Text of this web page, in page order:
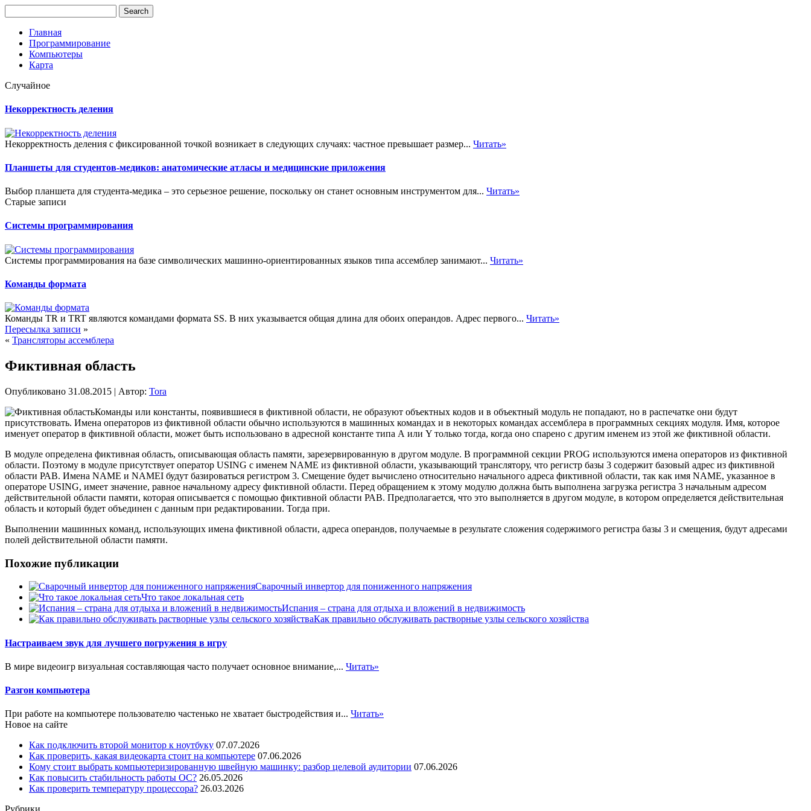
Главная
Программирование
Компьютеры
Карта
Случайное
Некорректность деления
Некорректность деления с фиксированной точкой возникает в следующих случаях: частное превышает размер... Читать»
Планшеты для студентов-медиков: анатомические атласы и медицинские приложения
Выбор планшета для студента-медика – это серьезное решение, поскольку он станет основным инструментом для... Читать»
Старые записи
Системы программирования
Системы программирования на базе символических машинно-ориентированных языков типа ассемблер занимают... Читать»
Команды формата
Команды TR и TRT являются командами формата SS. В них указывается общая длина для обоих операндов. Адрес первого... Читать»
Пересылка записи »
« Трансляторы ассемблера
Фиктивная область
Опубликовано 31.08.2015 | Автор: Tora
Команды или константы, появившиеся в фиктивной области, не образуют объектных кодов и в объектный модуль не попадают, но в распечатке они будут
присутствовать. Имена операторов из фиктивной области обычно используются в машинных командах и в некоторых командах ассемблера в программных секциях модуля. Имя, которое
именует оператор в фиктивной области, может быть использовано в адресной константе типа А или Y только тогда, когда оно спарено с другим именем из этой же фиктивной области.
В модуле определена фиктивная область, описывающая область памяти, зарезервированную в другом модуле. В программной секции PROG используются имена операторов из фиктивной
области. Поэтому в модуле присутствует оператор USING с именем NAME из фиктивной области, указывающий транслятору, что регистр базы 3 содержит базовый адрес из фиктивной
области РАВ. Имена NAME и NAMEI будут базироваться регистром 3. Смещение будет вычислено относительно начального адреса фиктивной области, так как имя NAME, указанное в
операторе USING, имеет значение, равное начальному адресу фиктивной области. Перед обращением к этому модулю должна быть выполнена загрузка регистра 3 начальным адресом
действительной области памяти, которая описывается с помощью фиктивной области РАВ. Предполагается, что это выполняется в другом модуле, в котором определяется действительная
область и который будет объединен с данным при редактировании. Тогда при.
Выполнении машинных команд, использующих имена фиктивной области, адреса операндов, получаемые в результате сложения содержимого регистра базы 3 и смещения, будут адресами
полей действительной области памяти.
Похожие публикации
Сварочный инвертор для пониженного напряжения
Что такое локальная сеть
Испания – страна для отдыха и вложений в недвижимость
Как правильно обслуживать растворные узлы сельского хозяйства
Настраиваем звук для лучшего погружения в игру
В мире видеоигр визуальная составляющая часто получает основное внимание,... Читать»
Разгон компьютера
При работе на компьютере пользователю частенько не хватает быстродействия и... Читать»
Новое на сайте
Как подключить второй монитор к ноутбуку 07.07.2026
Как проверить, какая видеокарта стоит на компьютере 07.06.2026
Кому стоит выбрать компьютеризированную швейную машинку: разбор целевой аудитории 07.06.2026
Как повысить стабильность работы ОС? 26.05.2026
Как проверить температуру процессора? 26.03.2026